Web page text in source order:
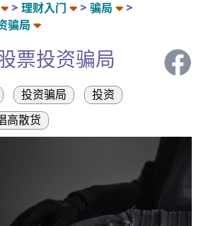
理财入门
骗局
骗局
票投资骗局
投资骗局
投资
高散货